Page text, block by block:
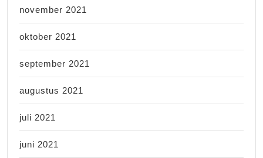
november 2021
oktober 2021
september 2021
augustus 2021
juli 2021
juni 2021